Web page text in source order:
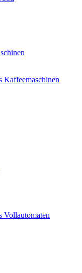
Kaffeemaschinen
Vollautomaten